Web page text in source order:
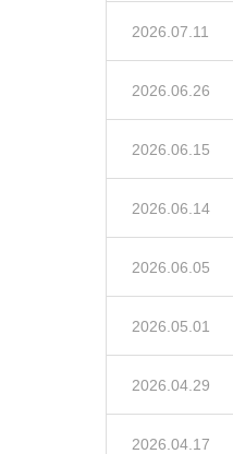
2026.07.11
2026.06.26
2026.06.15
2026.06.14
2026.06.05
2026.05.01
2026.04.29
2026.04.17